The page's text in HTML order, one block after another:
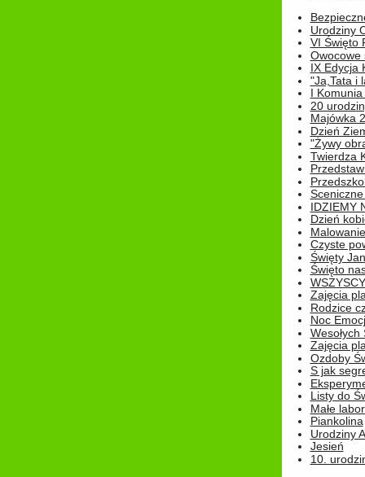
Urodziny
VI Święto
Owocowe
IX Edycja
"Ja,Tata i
I
20
Majówka
Dzień
"Żywy
Twierdza
IDZIEMY
Dzień
Czyste
Święty
Święto
Zajęcia
Rodzice
Noc
Wesołych
Zajęcia
Ozdoby
S jak
Listy do
Małe
Piankolina
Urodziny
Jesień
10.